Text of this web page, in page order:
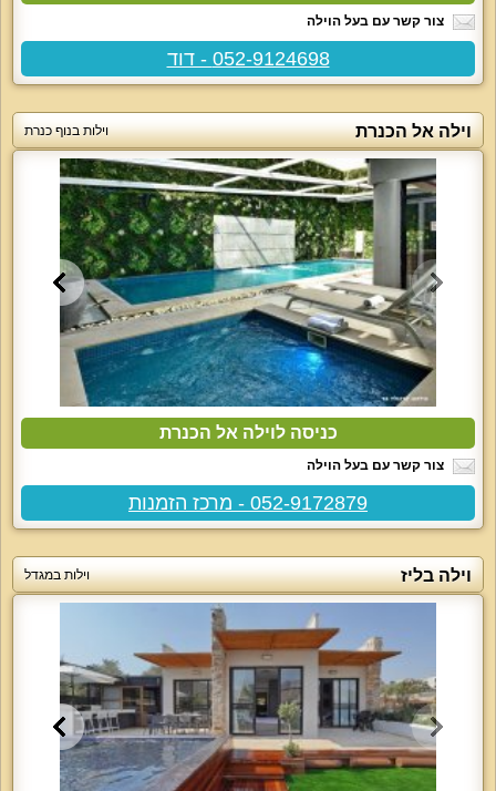
צור קשר עם בעל הוילה
052-9124698 - דוד
וילה אל הכנרת וילות בנוף כנרת
כניסה לוילה אל הכנרת
צור קשר עם בעל הוילה
052-9172879 - מרכז הזמנות
וילה בליז וילות במגדל